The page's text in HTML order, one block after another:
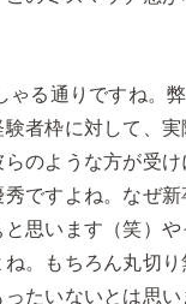
ゃる通りですね。
者枠に対して、
のような方が受
ですよね。なぜ
思います（笑）
。もちろん丸切
たいないとは思